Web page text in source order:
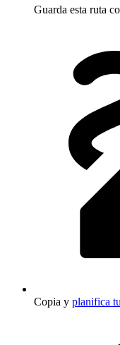
Guarda esta ruta
Copia y planifica